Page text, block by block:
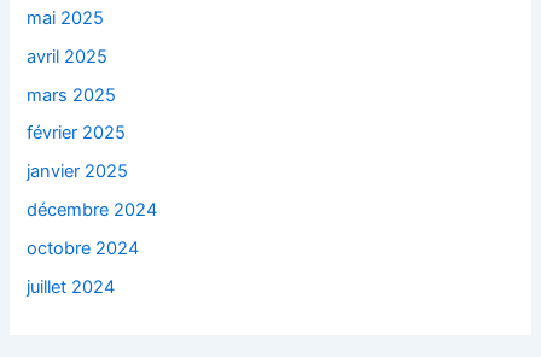
mai 2025
avril 2025
mars 2025
février 2025
janvier 2025
décembre 2024
octobre 2024
juillet 2024